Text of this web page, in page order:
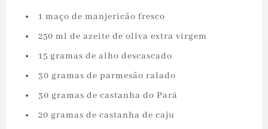
⁠ ⁠1 maço de manjericão fresco
⁠ ⁠250 ml de azeite de oliva extra virgem
⁠ ⁠15 gramas de alho descascado
⁠ ⁠30 gramas de parmesão ralado
⁠ ⁠30 gramas de castanha do Pará
⁠ ⁠20 gramas de castanha de caju